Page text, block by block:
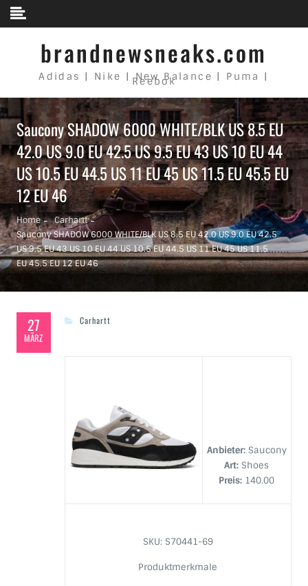
Skip to content
brandnewsneaks.com
Adidas | Nike | New Balance | Puma |
Reebok
Saucony SHADOW 6000 WHITE/BLK US 8.5 EU
42.0 US 9.0 EU 42.5 US 9.5 EU 43 US 10 EU 44
US 10.5 EU 44.5 US 11 EU 45 US 11.5 EU 45.5 EU
12 EU 46
Home
Carhartt
Saucony SHADOW 6000 WHITE/BLK US 8.5 EU 42.0 US 9.0 EU 42.5
US 9.5 EU 43 US 10 EU 44 US 10.5 EU 44.5 US 11 EU 45 US 11.5
EU 45.5 EU 12 EU 46
27
MÄRZ
Carhartt
Anbieter: Saucony
Art: Shoes
Preis: 140.00
SKU: S70441-69
Produktmerkmale